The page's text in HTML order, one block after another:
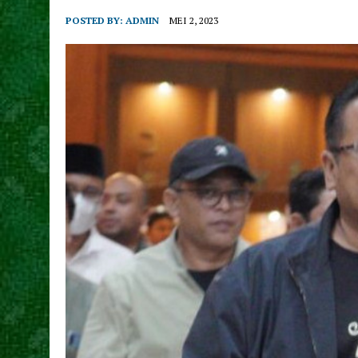
POSTED BY: ADMIN MEI 2, 2023